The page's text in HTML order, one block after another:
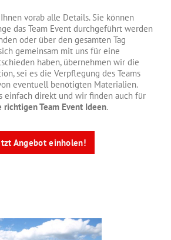
vorab alle Details. Sie können
das Team Event durchgeführt werden
oder über den gesamten Tag
gemeinsam mit uns für eine
haben, übernehmen wir die
sei es die Verpflegung des Teams
eventuell benötigten Materialien.
einfach direkt und wir finden auch für
richtigen Team Event Ideen.
Angebot einholen!